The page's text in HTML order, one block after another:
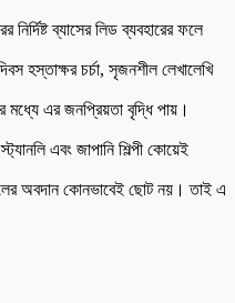
ব্যাসের লিড ব্যবহারের ফলে
হস্তাক্ষর চর্চা, সৃজনশীল লেখালেখি
মধ্যে এর জনপ্রিয়তা বৃদ্ধি পায়।
এবং জাপানি শিল্পী কোয়েই
অবদান কোনভাবেই ছোট নয়। তাই এ